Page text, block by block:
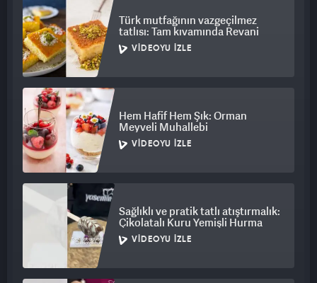
Türk mutfağının vazgeçilmez
tatlısı: Tam kıvamında Revani
VIDEOYU İZLE
Hem Hafif Hem Şık: Orman
Meyveli Muhallebi
VIDEOYU İZLE
Sağlıklı ve pratik tatlı atıştırmalık:
Çikolatalı Kuru Yemişli Hurma
VIDEOYU İZLE